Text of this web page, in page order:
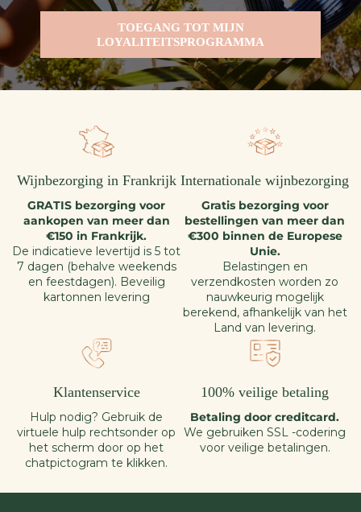
TOEGANG TOT MIJN
LOYALITEITSPROGRAMMA
Wijnbezorging in Frankrijk
GRATIS bezorging voor
aankopen van meer dan
€150 in Frankrijk.
De indicatieve levertijd is 5 tot
7 dagen (behalve weekends
en feestdagen). Beveilig
kartonnen levering
Internationale wijnbezorging
Gratis bezorging voor
bestellingen van meer dan
€300 binnen de Europese
Unie.
Belastingen en
verzendkosten worden zo
nauwkeurig mogelijk
berekend, afhankelijk van het
Land van levering.
Klantenservice
Hulp nodig? Gebruik de
virtuele hulp rechtsonder op
het scherm door op het
chatpictogram te klikken.
100% veilige betaling
Betaling door creditcard.
We gebruiken SSL -codering
voor veilige betalingen.